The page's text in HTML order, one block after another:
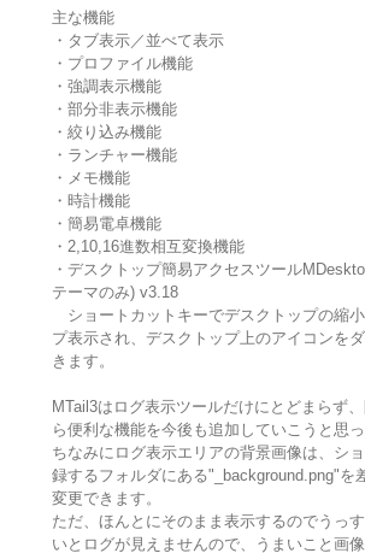
主な機能
・タブ表示／並べて表示
・プロファイル機能
・強調表示機能
・部分非表示機能
・絞り込み機能
・ランチャー機能
・メモ機能
・時計機能
・簡易電卓機能
・2,10,16進数相互変換機能
・デスクトップ簡易アクセスツール
テーマのみ) v3.18
ショートカットキーでデスクトップの縮
プ表示され、デスクトップ上のアイコンを
きます。
MTail3はログ表示ツールだけにとどまらず
ら便利な機能を今後も追加していこうと思っ
ちなみにログ表示エリアの背景画像は、シ
録するフォルダにある"_background.png"を
変更できます。
ただ、ほんとにそのまま表示するのでうっ
いとログが見えませんので、うまいこと画